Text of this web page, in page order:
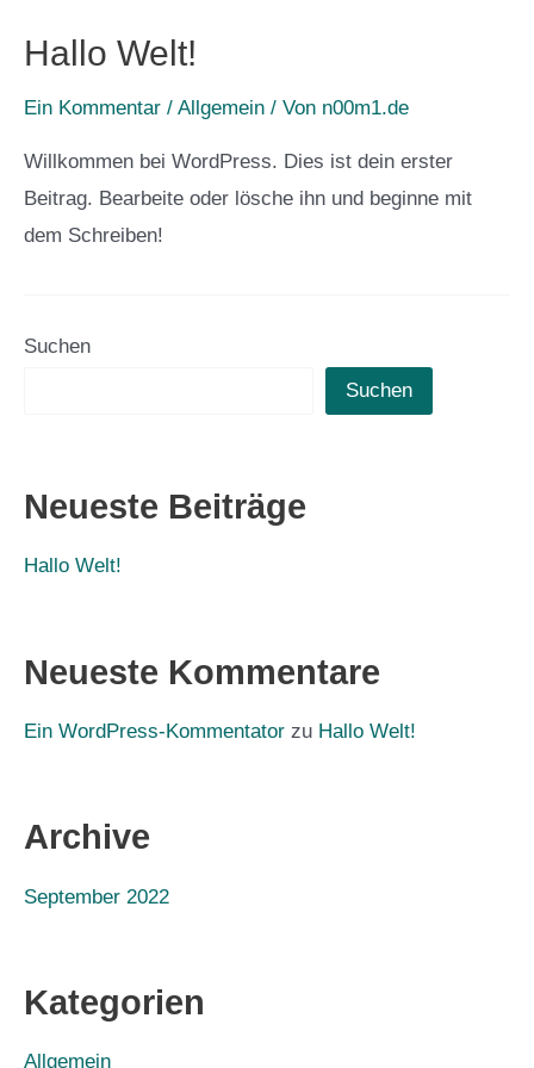
Hallo Welt!
Ein Kommentar / Allgemein / Von n00m1.de
Willkommen bei WordPress. Dies ist dein erster
Beitrag. Bearbeite oder lösche ihn und beginne mit
dem Schreiben!
Suchen
Suchen
Neueste Beiträge
Hallo Welt!
Neueste Kommentare
Ein WordPress-Kommentator zu Hallo Welt!
Archive
September 2022
Kategorien
Allgemein